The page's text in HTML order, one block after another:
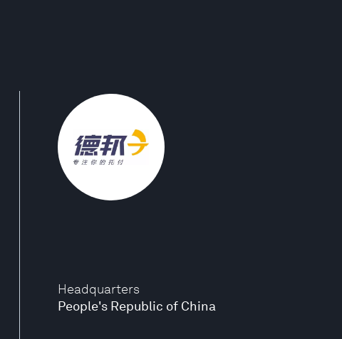
Headquarters
People's Republic of China